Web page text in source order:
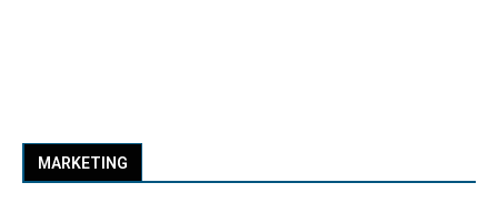
MARKETING